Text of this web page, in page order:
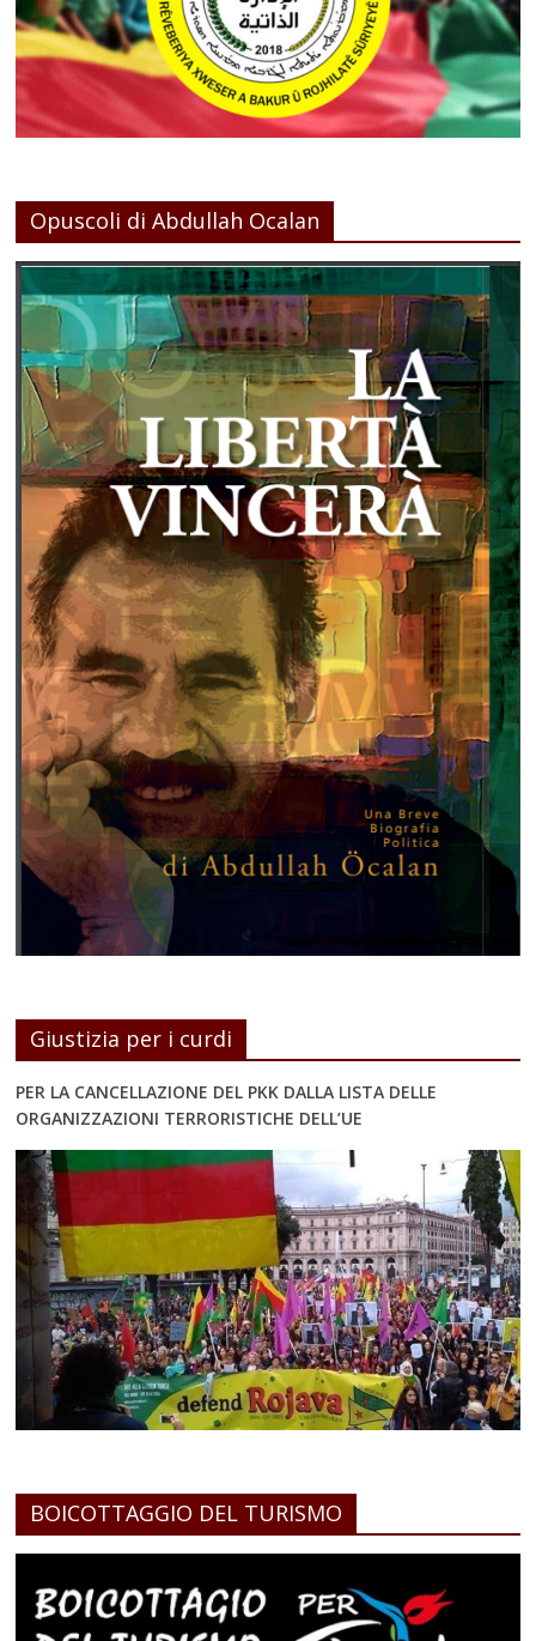
Opuscoli di Abdullah Ocalan
Giustizia per i curdi
PER LA CANCELLAZIONE DEL PKK DALLA LISTA DELLE
ORGANIZZAZIONI TERRORISTICHE DELL’UE
BOICOTTAGGIO DEL TURISMO